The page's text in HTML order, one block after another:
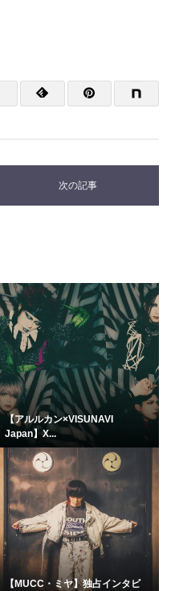
次の記事
【アルルカン×VISUNAVI
Japan】X...
【MUCC・ミヤ】独占インタビ